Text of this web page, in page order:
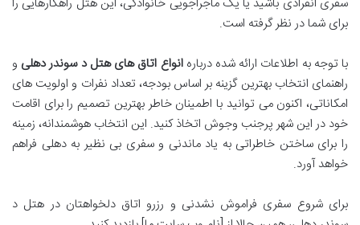
برای شما در نظر گرفته است.
با توجه به اطلاعات ارائه شده دربارهانواع اتاق های هتل د سوندر دهلی و
راهنمای انتخاب بهترین گزینه بر اساس بودجه، تعداد نفرات و اولویت های
امکاناتی، اکنون می توانید با اطمینان خاطر بهترین تصمیم را برای اقامت
خود در این شهر پرجنب وجوش اتخاذ کنید. این انتخاب هوشمندانه، زمینه
را برای ساختن خاطراتی به یاد ماندنی و سفری بی نظیر به دهلی فراهم
خواهد آورد.
برای شروع سفری فراموش نشدنی و رزرو اتاق دلخواهتان در هتل د